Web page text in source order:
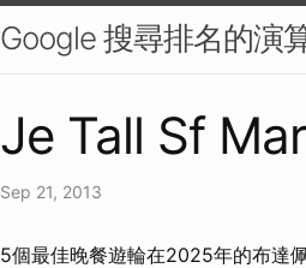
Google 搜尋排名的演
Je Tall Sf
Sep 21, 2013
5個最佳晚餐遊輪在2025年的布達